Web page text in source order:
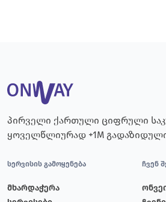
პირველი ქართული ციფრული
ყოველწლიურად +1M
სერვისის გამოყენება
მხარდაჭერა
ჩვენ